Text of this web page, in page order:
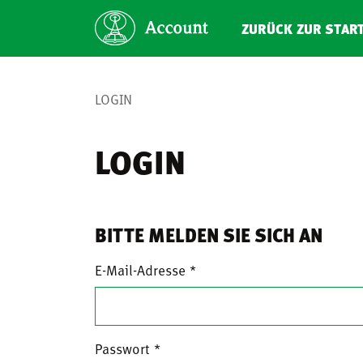
ZURÜCK ZUR
LOGIN
LOGIN
BITTE MELDEN SIE SICH AN
E-Mail-Adresse
Passwort